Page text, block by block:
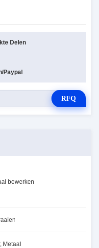
Delen
Paypal
RFQ
bewerken
Metaal